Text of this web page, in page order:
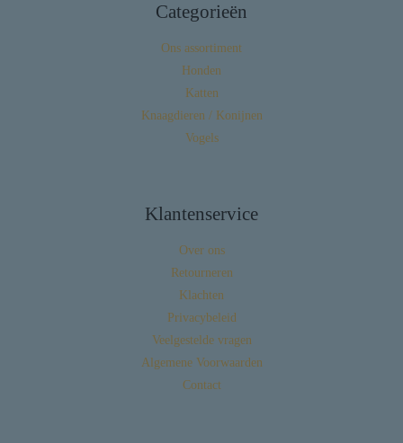
Categorieën
Ons assortiment
Honden
Katten
Knaagdieren / Konijnen
Vogels
Klantenservice
Over ons
Retourneren
Klachten
Privacybeleid
Veelgestelde vragen
Algemene Voorwaarden
Contact